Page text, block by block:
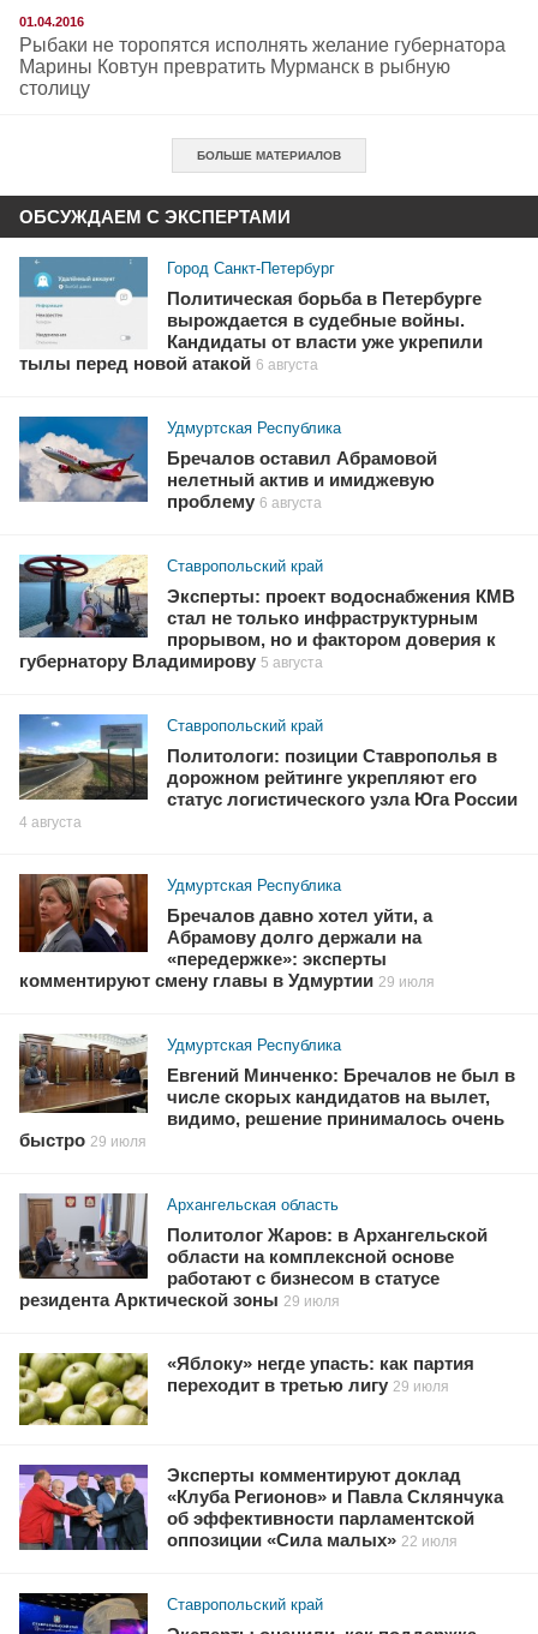
01.04.2016
Рыбаки не торопятся исполнять желание губернатора
Марины Ковтун превратить Мурманск в рыбную
столицу
БОЛЬШЕ МАТЕРИАЛОВ
ОБСУЖДАЕМ С ЭКСПЕРТАМИ
Город Санкт-Петербург
Политическая борьба в Петербурге
вырождается в судебные войны.
Кандидаты от власти уже укрепили
тылы перед новой атакой 6 августа
Удмуртская Республика
Бречалов оставил Абрамовой
нелетный актив и имиджевую
проблему 6 августа
Ставропольский край
Эксперты: проект водоснабжения КМВ
стал не только инфраструктурным
прорывом, но и фактором доверия к
губернатору Владимирову 5 августа
Ставропольский край
Политологи: позиции Ставрополья в
дорожном рейтинге укрепляют его
статус логистического узла Юга России
4 августа
Удмуртская Республика
Бречалов давно хотел уйти, а
Абрамову долго держали на
«передержке»: эксперты
комментируют смену главы в Удмуртии 29 июля
Удмуртская Республика
Евгений Минченко: Бречалов не был в
числе скорых кандидатов на вылет,
видимо, решение принималось очень
быстро 29 июля
Архангельская область
Политолог Жаров: в Архангельской
области на комплексной основе
работают с бизнесом в статусе
резидента Арктической зоны 29 июля
«Яблоку» негде упасть: как партия
переходит в третью лигу 29 июля
Эксперты комментируют доклад
«Клуба Регионов» и Павла Склянчука
об эффективности парламентской
оппозиции «Сила малых» 22 июля
Ставропольский край